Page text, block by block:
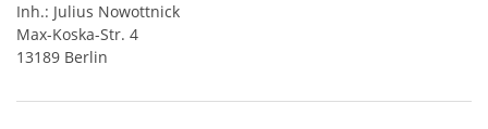
Inh.: Julius Nowottnick
Max-Koska-Str. 4
13189 Berlin